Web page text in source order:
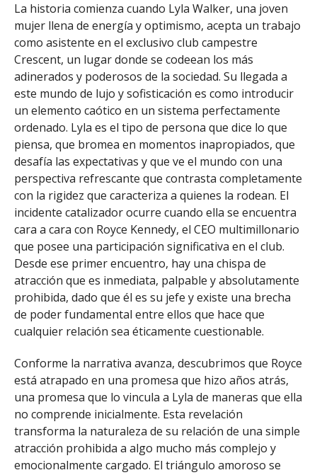
La historia comienza cuando Lyla Walker, una joven
mujer llena de energía y optimismo, acepta un trabajo
como asistente en el exclusivo club campestre
Crescent, un lugar donde se codeean los más
adinerados y poderosos de la sociedad. Su llegada a
este mundo de lujo y sofisticación es como introducir
un elemento caótico en un sistema perfectamente
ordenado. Lyla es el tipo de persona que dice lo que
piensa, que bromea en momentos inapropiados, que
desafía las expectativas y que ve el mundo con una
perspectiva refrescante que contrasta completamente
con la rigidez que caracteriza a quienes la rodean. El
incidente catalizador ocurre cuando ella se encuentra
cara a cara con Royce Kennedy, el CEO multimillonario
que posee una participación significativa en el club.
Desde ese primer encuentro, hay una chispa de
atracción que es inmediata, palpable y absolutamente
prohibida, dado que él es su jefe y existe una brecha
de poder fundamental entre ellos que hace que
cualquier relación sea éticamente cuestionable.
Conforme la narrativa avanza, descubrimos que Royce
está atrapado en una promesa que hizo años atrás,
una promesa que lo vincula a Lyla de maneras que ella
no comprende inicialmente. Esta revelación
transforma la naturaleza de su relación de una simple
atracción prohibida a algo mucho más complejo y
emocionalmente cargado. El triángulo amoroso se